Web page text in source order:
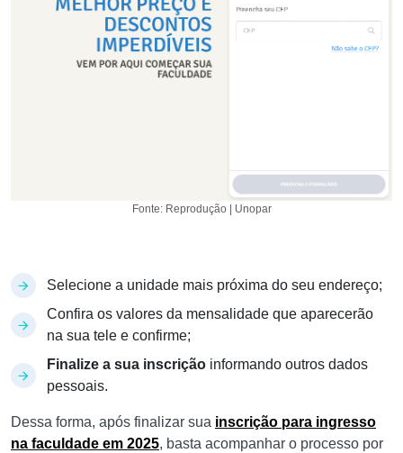
Fonte: Reprodução | Unopar
Selecione a unidade mais próxima do seu endereço;
Confira os valores da mensalidade que aparecerão
na sua tele e confirme;
Finalize a sua inscrição informando outros dados
pessoais.
Dessa forma, após finalizar sua inscrição para ingresso
na faculdade em 2025, basta acompanhar o processo por